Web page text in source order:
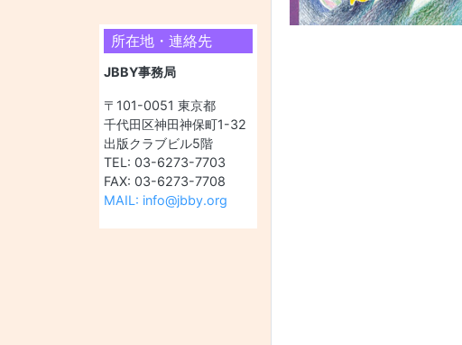
所在地・連絡先
JBBY事務局
〒101-0051 東京都
千代田区神田神保町1-32
出版クラブビル5階
TEL: 03-6273-7703
FAX: 03-6273-7708
MAIL: info@jbby.org